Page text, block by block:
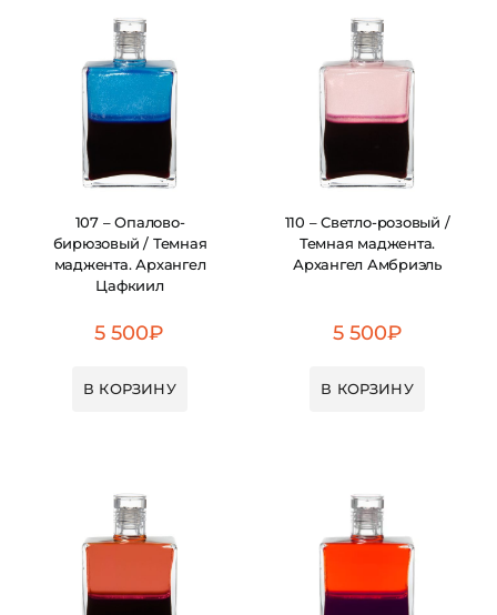
107 – Опалово-
бирюзовый / Темная
маджента. Архангел
Цафкиил
5 500₽
В КОРЗИНУ
110 – Светло-розовый /
Темная маджента.
Архангел Амбриэль
5 500₽
В КОРЗИНУ